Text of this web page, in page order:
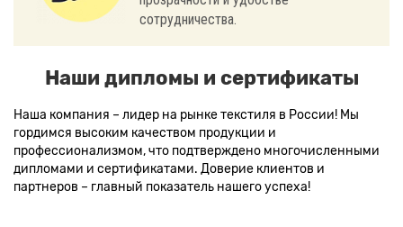
сотрудничества.
Наши дипломы и сертификаты
Наша компания – лидер на рынке текстиля в России! Мы
гордимся высоким качеством продукции и
профессионализмом, что подтверждено многочисленными
дипломами и сертификатами. Доверие клиентов и
партнеров – главный показатель нашего успеха!